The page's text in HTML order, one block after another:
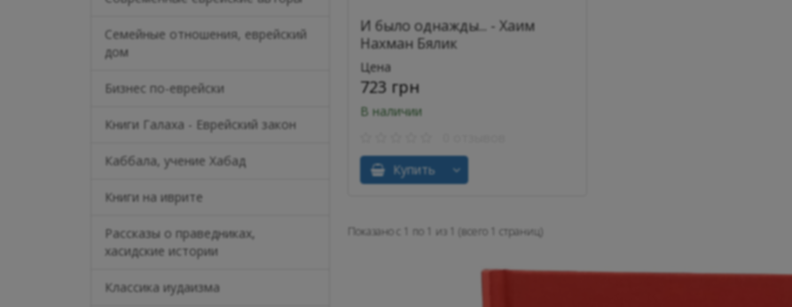
Семейные отношения, еврейский
дом
Бизнес по-еврейски
Книги Галаха - Еврейский закон
Каббала, учение Хабад
Книги на иврите
Рассказы о праведниках,
хасидские истории
Классика иудаизма
И было однажды... - Хаим
Нахман Бялик
Цена
723 грн
В наличии
Купить
Показано с 1 по 1 из 1 (всего 1 страниц)